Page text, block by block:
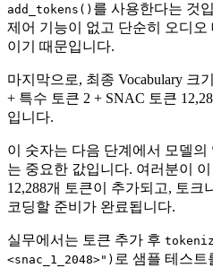
add_tokens() 를 사용한다는 것
제어 기능이 없고 단순히 오디
이기 때문입니다.
마지막으로, 최종 Vocabulary 크
+ 특수 토큰 2 + SNAC 토큰
입니다.
이 숫자는 다음 단계에서 모델
는 중요한 값입니다. 여러분이
12,288개 토큰이 추가되고, 토크
코딩할 준비가 완료됩니다.
실무에서는 토큰 추가 후
<snac_1_2048>") 로 샘플 테스트